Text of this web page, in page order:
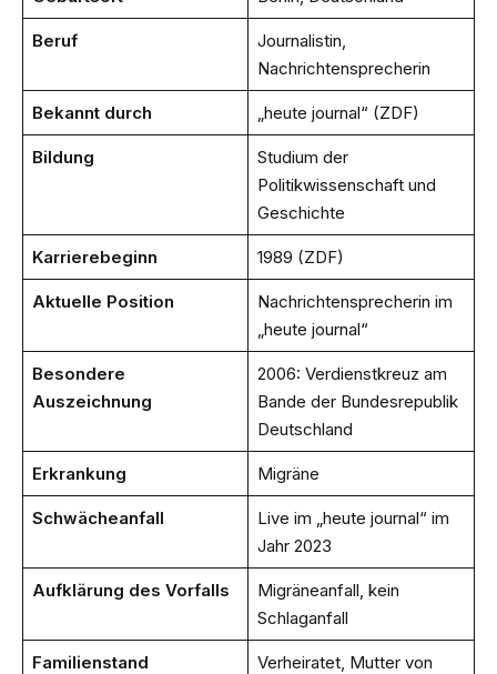
Beruf
Journalistin,
Nachrichtensprecherin
Bekannt durch „heute journal“ (ZDF)
Bildung
Studium der
Politikwissenschaft und
Geschichte
Karrierebeginn 1989 (ZDF)
Aktuelle Position
Nachrichtensprecherin im
„heute journal“
Besondere
Auszeichnung
2006: Verdienstkreuz am
Bande der Bundesrepublik
Deutschland
Erkrankung Migräne
Schwächeanfall
Live im „heute journal“ im
Jahr 2023
Aufklärung des Vorfalls
Migräneanfall, kein
Schlaganfall
Familienstand
Verheiratet, Mutter von